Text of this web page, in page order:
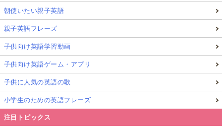
朝使いたい親子英語
親子英語フレーズ
子供向け英語学習動画
子供向け英語ゲーム・アプリ
子供に人気の英語の歌
小学生のための英語フレーズ
注目トピックス